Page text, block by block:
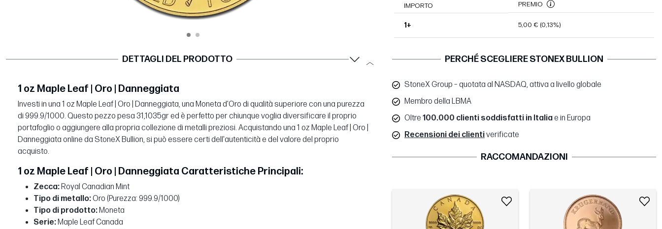
IMPORTO PREMIO
1+ 5,00 € (0,13%)
DETTAGLI DEL PRODOTTO
1 oz Maple Leaf | Oro | Danneggiata
Investi in una 1 oz Maple Leaf | Oro | Danneggiata, una Moneta d'Oro di qualità superiore con una purezza
di 999.9/1000. Questo pezzo pesa 31,1035gr ed è perfetto per chiunque voglia diversificare il proprio
portafoglio o aggiungere alla propria collezione di metalli preziosi. Acquistando una 1 oz Maple Leaf | Oro |
Danneggiata online da StoneX Bullion, si può essere certi dell'autenticità e del valore del proprio
acquisto.
1 oz Maple Leaf | Oro | Danneggiata Caratteristiche Principali:
Zecca:Royal Canadian Mint
Tipo di metallo:Oro (Purezza: 999.9/1000)
Tipo di prodotto:Moneta
Serie:Maple Leaf Canada
PERCHÉ SCEGLIERE STONEX BULLION
StoneX Group – quotata al NASDAQ, attiva a livello globale
Membro della LBMA
Oltre 100.000 clienti soddisfatti in Italiae in Europa
Recensioni dei clientiverificate
RACCOMANDAZIONI